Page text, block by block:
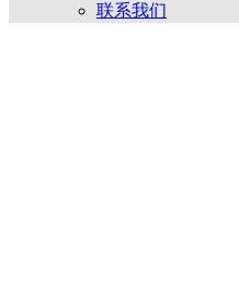
联系我们